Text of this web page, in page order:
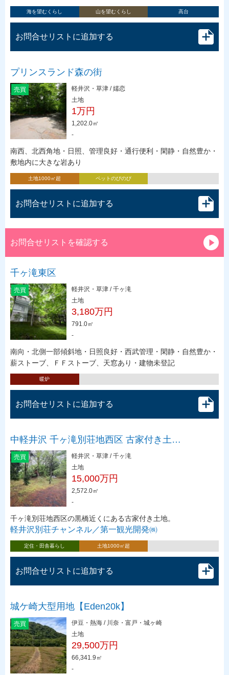
海を望むくらし 山を望むくらし 高台
お問合せリストに追加する
プリンスランド森の街
売買
軽井沢・草津 / 嬬恋
土地
1万円
1,202.0㎡
-
南西、北西角地・日照、管理良好・通行便利・閑静・自然豊か・
敷地内に大きな岩あり
土地1000㎡超 ペットのびのび
お問合せリストに追加する
お問合せリストを確認する
千ヶ滝東区
売買
軽井沢・草津 / 千ヶ滝
土地
3,180万円
791.0㎡
-
南向・北側一部傾斜地・日照良好・西武管理・閑静・自然豊か・
薪ストーブ、ＦＦストーブ、天窓あり・建物未登記
暖炉
お問合せリストに追加する
中軽井沢 千ヶ滝別荘地西区 古家付き土…
売買
軽井沢・草津 / 千ヶ滝
土地
15,000万円
2,572.0㎡
-
千ヶ滝別荘地西区の黒橋近くにある古家付き土地。
軽井沢別荘チャンネル／第一観光開発㈱
定住・田舎暮らし 土地1000㎡超
お問合せリストに追加する
城ケ崎大型用地【Eden20k】
売買
伊豆・熱海 / 川奈・富戸・城ヶ崎
土地
29,500万円
66,341.9㎡
-